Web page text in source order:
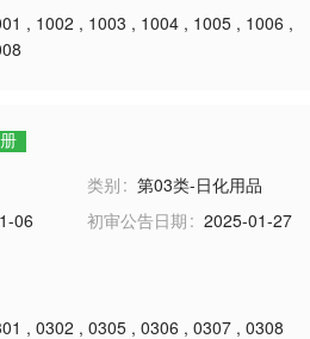
, 1002 , 1003 , 1004 , 1005 , 1006 ,
类别 第03类-日化用品
06 初审公告日期 2025-01-27
, 0302 , 0305 , 0306 , 0307 , 0308